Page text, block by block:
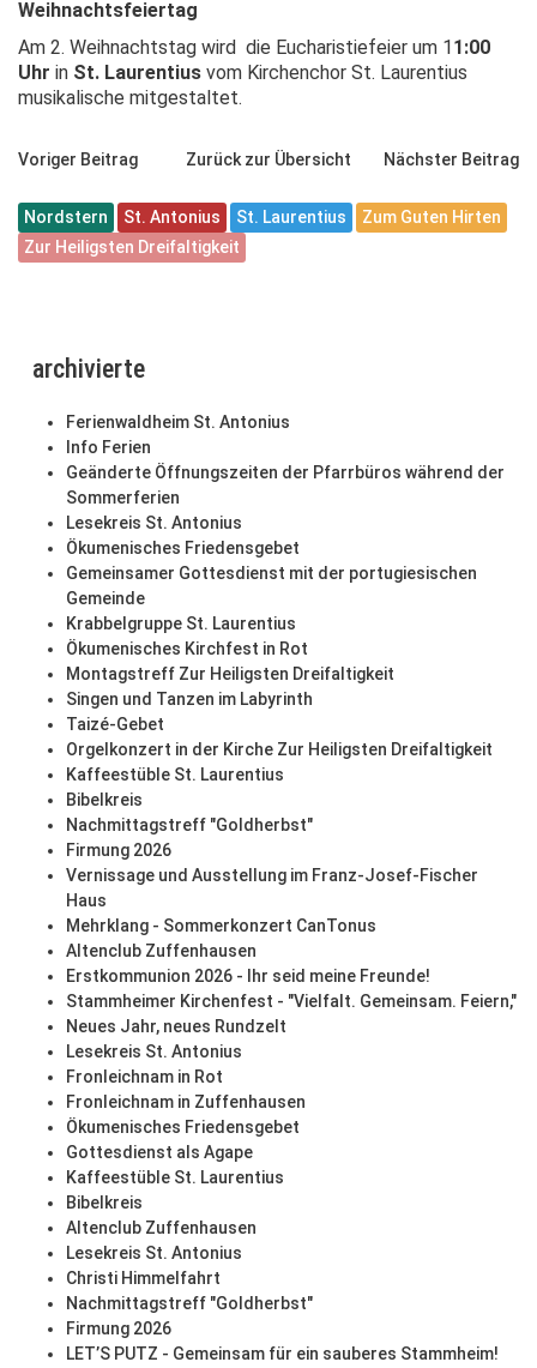
Weihnachtsfeiertag
Am 2. Weihnachtstag wird die Eucharistiefeier um 11:00
Uhr in St. Laurentius vom Kirchenchor St. Laurentius
musikalische mitgestaltet.
Voriger Beitrag Zurück zur Übersicht Nächster Beitrag
Nordstern St. Antonius St. Laurentius
Zum Guten Hirten
Zur Heiligsten Dreifaltigkeit
archivierte
Ferienwaldheim St. Antonius
Info Ferien
Geänderte Öffnungszeiten der Pfarrbüros während der
Sommerferien
Lesekreis St. Antonius
Ökumenisches Friedensgebet
Gemeinsamer Gottesdienst mit der portugiesischen
Gemeinde
Krabbelgruppe St. Laurentius
Ökumenisches Kirchfest in Rot
Montagstreff Zur Heiligsten Dreifaltigkeit
Singen und Tanzen im Labyrinth
Taizé-Gebet
Orgelkonzert in der Kirche Zur Heiligsten Dreifaltigkeit
Kaffeestüble St. Laurentius
Bibelkreis
Nachmittagstreff "Goldherbst"
Firmung 2026
Vernissage und Ausstellung im Franz-Josef-Fischer
Haus
Mehrklang - Sommerkonzert CanTonus
Altenclub Zuffenhausen
Erstkommunion 2026 - Ihr seid meine Freunde!
Stammheimer Kirchenfest - "Vielfalt. Gemeinsam. Feiern,"
Neues Jahr, neues Rundzelt
Lesekreis St. Antonius
Fronleichnam in Rot
Fronleichnam in Zuffenhausen
Ökumenisches Friedensgebet
Gottesdienst als Agape
Kaffeestüble St. Laurentius
Bibelkreis
Altenclub Zuffenhausen
Lesekreis St. Antonius
Christi Himmelfahrt
Nachmittagstreff "Goldherbst"
Firmung 2026
LET’S PUTZ - Gemeinsam für ein sauberes Stammheim!